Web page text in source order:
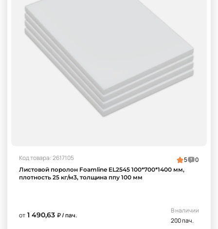
Код товара: 2617105 5 0
Листовой поролон Foamline EL2545 100*700*1400 мм,
плотность 25 кг/м3, толщина ппу 100 мм
от 1 490,63 ₽ / пач.
В наличии
200 пач.